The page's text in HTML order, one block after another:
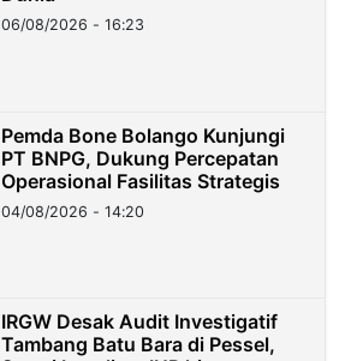
06/08/2026 - 16:23
Pemda Bone Bolango Kunjungi
PT BNPG, Dukung Percepatan
Operasional Fasilitas Strategis
04/08/2026 - 14:20
IRGW Desak Audit Investigatif
Tambang Batu Bara di Pessel,